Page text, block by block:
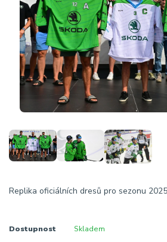
Replika oficiálních dresů pro sezonu
Dostupnost Skladem